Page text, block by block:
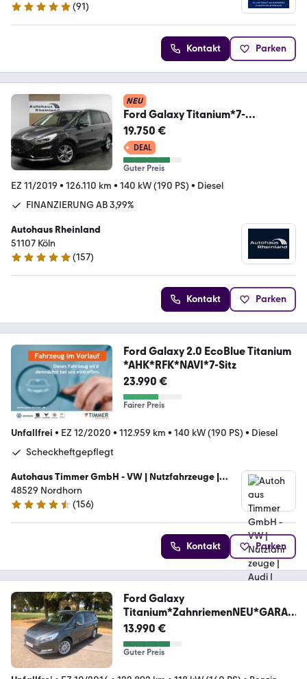
4.9 Sterne
(91)
Kontakt Parken
NEU
Ford Galaxy Titanium*7-
SITZER*KAMERA*AHK*APPLE*NAV
I*
19.750 €
DEAL
Guter Preis
EZ 11/2019 • 126.110 km • 140 kW (190 PS) • Diesel
FINANZIERUNG AB 3,99%
Autohaus Rheinland
51107 Köln
4.9 Sterne
(157)
Kontakt Parken
Ford Galaxy 2.0 EcoBlue Titanium
*AHK*RFK*NAVI*7-Sitz
23.990 €
Fairer Preis
Unfallfrei • EZ 12/2020 • 112.959 km • 140 kW (190 PS) • Diesel
Scheckheftgepflegt
Autohaus Timmer GmbH - VW | Nutzfahrzeuge |
Audi | Skoda | Seat
48529 Nordhorn
4.7 Sterne
(156)
Kontakt Parken
Ford Galaxy
Titanium*ZahnriemenNEU*GARAN
TIE*7-SITZER
13.990 €
Guter Preis